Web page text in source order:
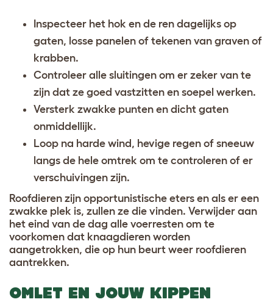
Inspecteer het hok en de ren dagelijks op
gaten, losse panelen of tekenen van graven of
krabben.
Controleer alle sluitingen om er zeker van te
zijn dat ze goed vastzitten en soepel werken.
Versterk zwakke punten en dicht gaten
onmiddellijk.
Loop na harde wind, hevige regen of sneeuw
langs de hele omtrek om te controleren of er
verschuivingen zijn.
Roofdieren zijn opportunistische eters en als er een
zwakke plek is, zullen ze die vinden. Verwijder aan
het eind van de dag alle voerresten om te
voorkomen dat knaagdieren worden
aangetrokken, die op hun beurt weer roofdieren
aantrekken.
OMLET EN JOUW KIPPEN